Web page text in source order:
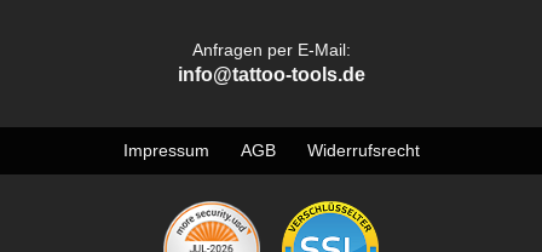
Anfragen per E-Mail:
info@tattoo-tools.de
Impressum AGB Widerrufsrecht